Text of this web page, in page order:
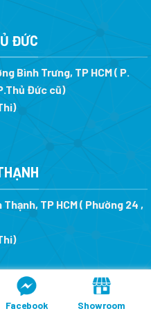
ĐỨC
Bình Trưng, TP HCM ( P.
Đức cũ)
TP HCM ( Phường 24 ,
Facebook Showroom